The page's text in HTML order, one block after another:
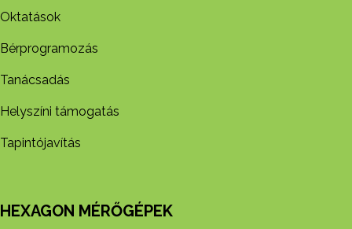
Oktatások
Bérprogramozás
Tanácsadás
Helyszíni támogatás
Tapintójavítás
HEXAGON MÉRŐGÉPEK